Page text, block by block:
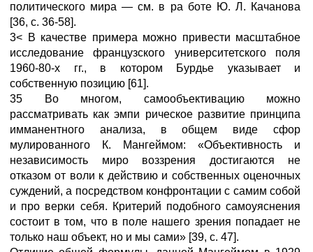
политического мира — см. в ра боте Ю. Л. Качанова
[36, с. 36-58].
3< В качестве примера можно привести масштабное
исследование французского университетского поля
1960-80-х гг., в котором Бурдье указывает и
собственную позицию [61].
35 Во многом, самообъективацию можно
рассматривать как эмпи рическое развитие принципа
имманентного анализа, в общем виде сфор
мулированного К. Мангеймом: «Объективность и
независимость миро воззрения достигаются не
отказом от воли к действию и собственных оценочных
суждений, а посредством конфронтации с самим собой
и про верки себя. Критерий подобного самоуяснения
состоит в том, что в поле нашего зрения попадает не
только наш объект, но и мы сами» [39, с. 47].